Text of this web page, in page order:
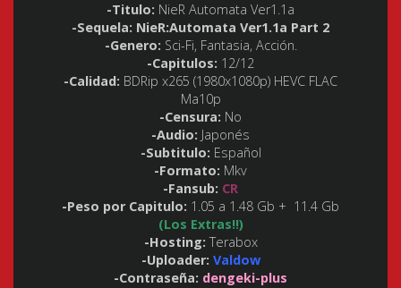
-Titulo: NieR Automata Ver1.1a
-Sequela: NieR:Automata Ver1.1a Part 2
-Genero: Sci-Fi, Fantasia, Acción.
-Capitulos: 12/12
-Calidad: BDRip x265 (1980x1080p) HEVC FLAC
Ma10p
-Censura: No
-Audio: Japonés
-Subtitulo: Español
-Formato: Mkv
-Fansub: CR
-Peso por Capitulo: 1.05 a 1.48 Gb + 11.4 Gb
(Los Extras!!)
-Hosting: Terabox
-Uploader: Valdow
-Contraseña: dengeki-plus